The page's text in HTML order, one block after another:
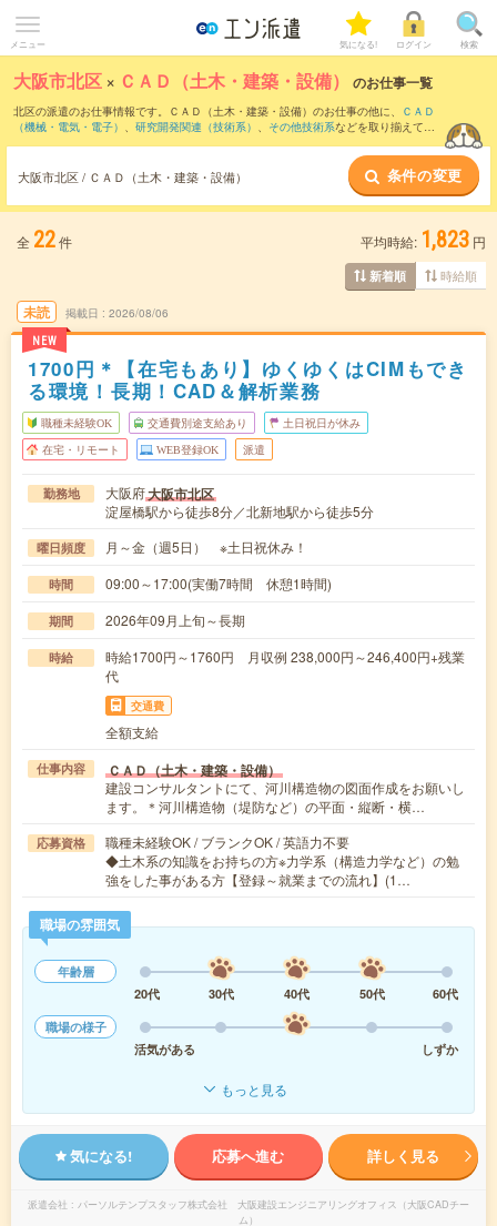
メニュー 気になる! ログイン 検索
大阪市北区 × ＣＡＤ（土木・建築・設備） のお仕事一覧
北区の派遣のお仕事情報です。ＣＡＤ（土木・建築・設備）のお仕事の他に、
ＣＡＤ
（機械・電気・電子） 、 研究開発関連（技術系） 、 その他技術系などを取り揃えてい
ＣＡＤ（土木・建築・設備）のお仕事とは？とは？
大阪市北区 / ＣＡＤ（土木・建築・設備） 条件の変更
全 22件 平均時給: 1,823 円
新着順 時給順
未読
NEW
掲載日 2026/08/06
1700円＊【在宅もあり】ゆくゆくはCIMもでき
る環境！長期！CAD＆解析業務
職種未経験OK 交通費別途支給あり 土日祝日が休み
在宅・リモート WEB登録OK 派遣
勤務地 大阪府大阪市北区
淀屋橋駅から徒歩8分／北新地駅から徒歩5分
曜日頻度 月～金（週5日） ※土日祝休み！
時間 09:00～17:00(実働7時間 休憩1時間)
期間 2026年09月上旬～長期
時給
時給1700円～1760円 月収例 238,000円～246,400円+残業
代
交通費
全額支給
仕事内容 ＣＡＤ（土木・建築・設備）
建設コンサルタントにて、河川構造物の図面作成をお願いし
ます。＊河川構造物（堤防など）の平面・縦断・横…
応募資格
職種未経験OK / ブランクOK / 英語力不要
◆土木系の知識をお持ちの方※力学系（構造力学など）の勉
強をした事がある方【登録～就業までの流れ】(1…
職場の雰囲気
年齢層
20代
30代 40代 50代
60代
職場の様子
活気がある
しずか
もっと見る
気になる! 応募へ進む 詳しく見る
派遣会社
パーソルテンプスタッフ株式会社 大阪建設エンジニアリングオフィス（大阪CADチー
ム）